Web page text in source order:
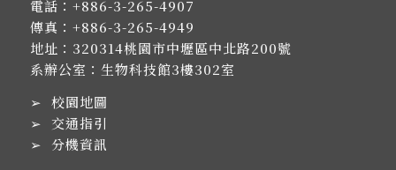
電話： +886-3-265-4907
傳真：+886-3-265-4949
地址： 320314桃園市中壢區中北路200號
系辦公室：生物科技館3樓302室
➢ 校園地圖
➢ 交通指引
➢ 分機資訊